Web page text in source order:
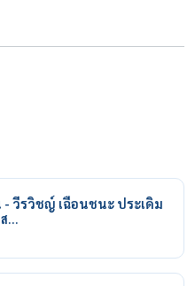
วีรวิชญ์ เฉือนชนะ ประเดิม
…